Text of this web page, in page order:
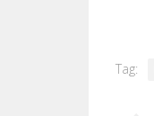
Tag: